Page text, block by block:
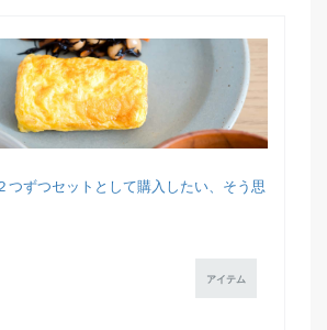
つずつセットとして購入したい、そう思
アイテム